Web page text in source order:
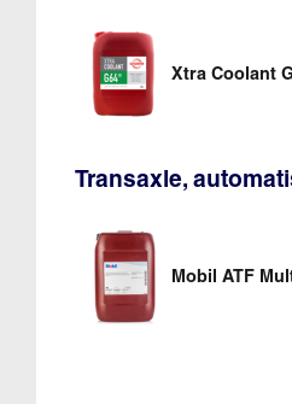
Xtra Coolant
Transaxle,
Mobil ATF